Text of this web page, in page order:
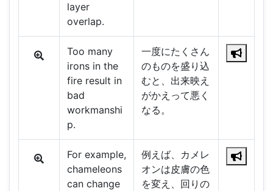
layer
overlap.
Too many
irons in the
fire result in
bad
workmanshi
p.
一度にたくさん
のものを盛り込
むと、出来映え
がかえって悪く
なる。
For example,
chameleons
can change
例えば、カメレ
オンは皮膚の色
を変え、回りの